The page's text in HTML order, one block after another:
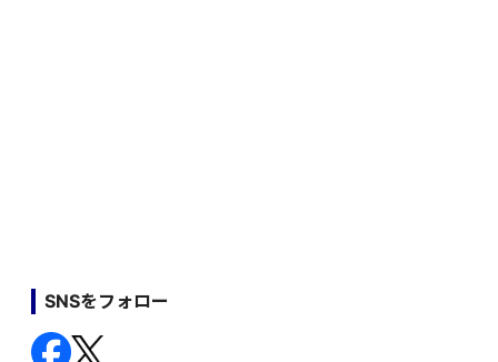
SNSをフォロー